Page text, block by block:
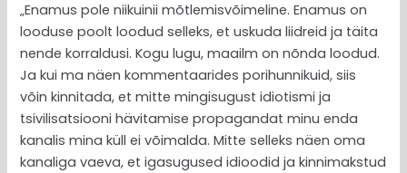
„Enamus pole niikuinii mõtlemisvõimeline. Enamus on
looduse poolt loodud selleks, et uskuda liidreid ja täita
nende korraldusi. Kogu lugu, maailm on nõnda loodud.
Ja kui ma näen kommentaarides porihunnikuid, siis
võin kinnitada, et mitte mingisugust idiotismi ja
tsivilisatsiooni hävitamise propagandat minu enda
kanalis mina küll ei võimalda. Mitte selleks näen oma
kanaliga vaeva, et igasugused idioodid ja kinnimakstud